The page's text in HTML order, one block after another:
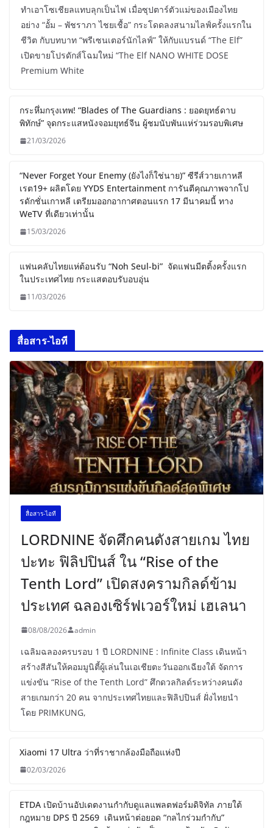
ทำเอาโซเชียลแทบลุกเป็นไฟ เมื่อซุปตาร์ตัวแม่ของเมืองไทย
อย่าง “อั้ม – พัชราภา ไชยเชื้อ” กระโดดลงสนามไลฟ์ครั้งแรกใน
ชีวิต กับบทบาท “พรีเซนเตอร์นักไลฟ์” ให้กับแบรนด์ “The Elf”
เปิดขายโปรดักส์โฉมใหม่ “The Elf NANO WHITE DOSE
Premium White
กระหึ่มกรุงเทพ! “Blades of The Guardians : ยอดยุทธ์ดาบ
พิทักษ์” จุดกระแสหนังจอมยุทธ์จีน ผู้ชมนับพันแห่ร่วมรอบพิเศษ
21/03/2026
“Never Forget Your Enemy (ยังไงก็ใช่นาย)” ซีรีส์วายเกาหลี
เรต19+ ผลิตโดย YYDS Entertainment การันตีคุณภาพจากโป
รดักชั่นเกาหลี เตรียมออกอากาศตอนแรก 17 มีนาคมนี้ ทาง
WeTV ที่เดียวเท่านั้น
15/03/2026
แฟนคลับไทยแห่ต้อนรับ “Noh Seul-bi” จัดแฟนมีตติ้งครั้งแรก
ในประเทศไทย กระแสตอบรับอบอุ่น
11/03/2026
สื่อสาร-ไอที
สื่อสาร-ไอที
LORDNINE จัดศึกคนดังสายเกม ไทย
ปะทะ ฟิลิปปินส์ ใน “Rise of the
Tenth Lord” เปิดสงครามกิลด์ข้าม
ประเทศ ฉลองเซิร์ฟเวอร์ใหม่ เฮเลนา
08/08/2026 admin
เฉลิมฉลองครบรอบ 1 ปี LORDNINE : Infinite Class เดินหน้า
สร้างสีสันให้คอมมูนิตี้ผู้เล่นในเอเชียตะวันออกเฉียงใต้ จัดการ
แข่งขัน “Rise of the Tenth Lord” ศึกดวลกิลด์ระหว่างคนดัง
สายเกมกว่า 20 คน จากประเทศไทยและฟิลิปปินส์ ฝั่งไทยนำ
โดย PRIMKUNG,
Xiaomi 17 Ultra ว่าที่ราชากล้องมือถือแห่งปี
02/03/2026
ETDA เปิดบ้านอัปเดตงานกำกับดูแลแพลตฟอร์มดิจิทัล ภายใต้
กฎหมาย DPS ปี 2569 เดินหน้าต่อยอด “กลไกร่วมกำกับ”